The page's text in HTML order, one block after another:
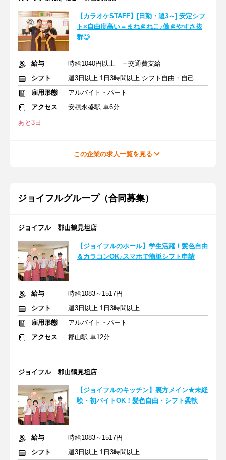
【カラオケSTAFF】[日勤・週3～] 安定シフ
ト×自由度高い＝まねきねこ♪働きやすさ抜
群◎
給与
時給1040円以上 ＋交通費支給
シフト
週3日以上 1日3時間以上 シフト自由・自己申告
雇用形態
アルバイト・パート
アクセス
安積永盛駅 車6分
あと3日
この企業の求人一覧を見る
ジョイフルグループ（合同募集）
ジョイフル 郡山鶴見坦店
【ジョイフルのホール】学生活躍！髪色自由
＆カラコンOK♪スマホで簡単シフト申請
給与
時給1083～1517円
シフト
週3日以上 1日3時間以上
雇用形態
アルバイト・パート
アクセス
郡山駅 車12分
ジョイフル 郡山鶴見坦店
【ジョイフルのキッチン】裏方メイン★未経
験・初バイトOK！髪色自由・シフト柔軟
給与
時給1083～1517円
シフト
週3日以上 1日3時間以上